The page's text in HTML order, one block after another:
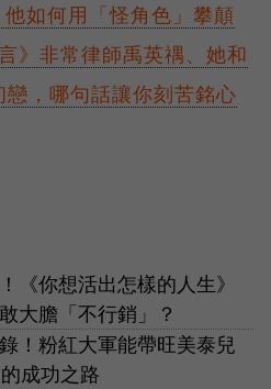
如何用「怪角色」攀顛
》非常律師禹英禑、她和
，哪句話讓你刻苦銘心
《你想活出怎樣的人生》
大膽「不行銷」？
！粉紅大軍能帶旺美泰兒
成功之路